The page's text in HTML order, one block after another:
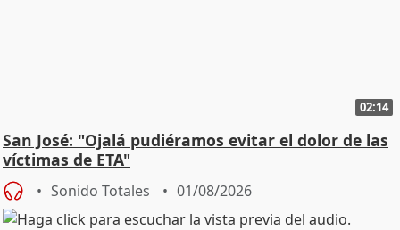
02:14
San José: "Ojalá pudiéramos evitar el dolor de las
víctimas de ETA"
Sonido Totales 01/08/2026